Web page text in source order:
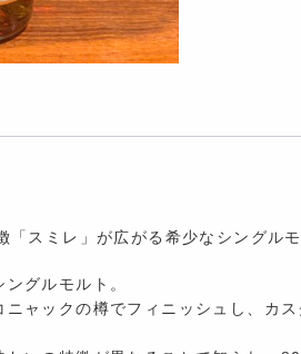
スミレ」が広がる希少なシングルモ
グルモルト。
ャックの樽でフィニッシュし、カ